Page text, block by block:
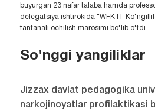
buyurgan 23 nafar talaba hamda
delegatsiya ishtirokida “WFK IT
tantanali ochilish marosimi bo‘lib o‘tdi.
So'nggi yangiliklar
Jizzax davlat pedagogika
narkojinoyatlar profilaktikasi